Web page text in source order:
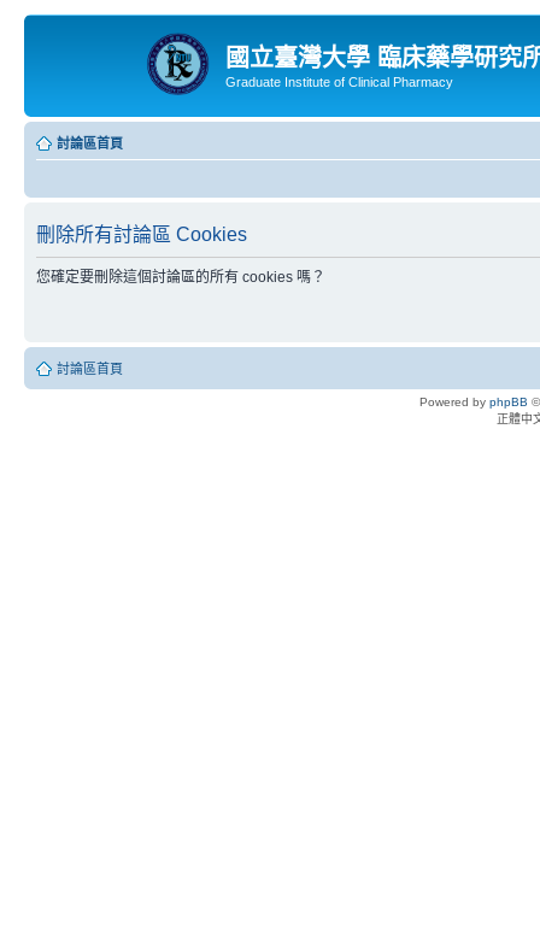
國立臺灣大學 臨床藥學研究
Graduate Institute of Clinical Pharmacy
討論區首頁
刪除所有討論區 Cookies
您確定要刪除這個討論區的所有 cookies 嗎？
討論區首頁
Powered by phpBB
正體中